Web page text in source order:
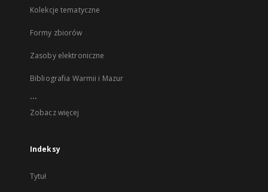
Kolekcje tematyczne
Formy zbiorów
Zasoby elektroniczne
Bibliografia Warmii i Mazur
...
Zobacz więcej
Indeksy
Tytuł